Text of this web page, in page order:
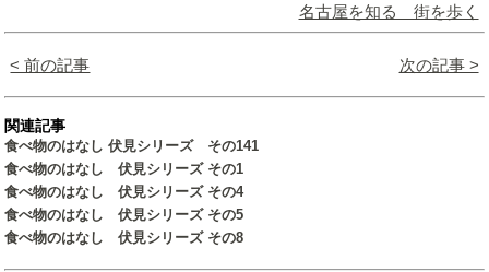
名古屋を知る 街を歩く
< 前の記事 次の記事 >
関連記事
食べ物のはなし 伏見シリーズ その141
食べ物のはなし 伏見シリーズ その1
食べ物のはなし 伏見シリーズ その4
食べ物のはなし 伏見シリーズ その5
食べ物のはなし 伏見シリーズ その8